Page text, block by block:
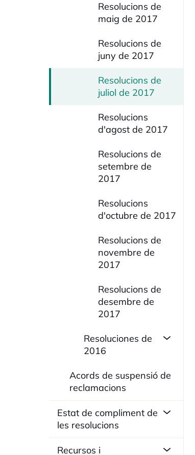
Resolucions de
maig de 2017
Resolucions de
juny de 2017
Resolucions de
juliol de 2017
Resolucions
d'agost de 2017
Resolucions de
setembre de
2017
Resolucions
d'octubre de 2017
Resolucions de
novembre de
2017
Resolucions de
desembre de
2017
Resoluciones de
2016
Acords de suspensió de
reclamacions
Estat de compliment de
les resolucions
Recursos i